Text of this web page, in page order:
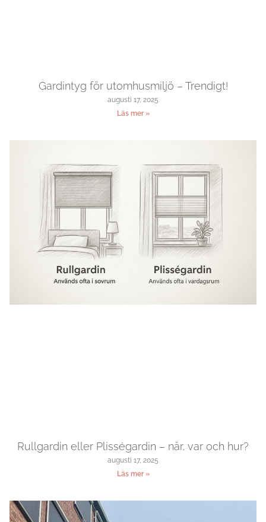
Gardintyg för utomhusmiljö – Trendigt!
augusti 17, 2025
Läs mer »
Rullgardin eller Plisségardin – när, var och hur?
augusti 17, 2025
Läs mer »